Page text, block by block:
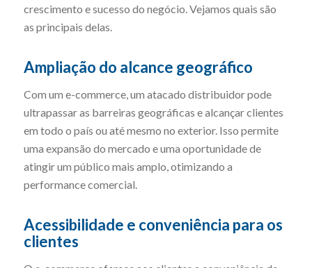
crescimento e sucesso do negócio. Vejamos quais são
as principais delas.
Ampliação do alcance geográfico
Com um e-commerce, um atacado distribuidor pode
ultrapassar as barreiras geográficas e alcançar clientes
em todo o país ou até mesmo no exterior. Isso permite
uma expansão do mercado e uma oportunidade de
atingir um público mais amplo, otimizando a
performance comercial.
Acessibilidade e conveniência para os
clientes